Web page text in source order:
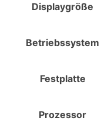
Displaygröße
Betriebssystem
Festplatte
Prozessor